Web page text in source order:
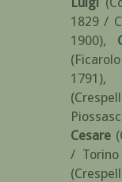
1829 /
1900),
1791)
Cesare
/ Torino